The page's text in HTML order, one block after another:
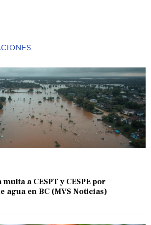
a CESPT y CESPE por
agua en BC (MVS Noticias)